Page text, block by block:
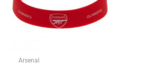
Arsenal